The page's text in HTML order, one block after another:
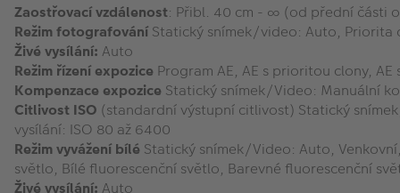
Zaostřovací vzdálenost: Přibl. 40 cm - ∞ (od přední části
Režim fotografování Statický snímek/video: Auto, Priorita
Živé vysílání: Auto
Režim řízení expozice Program AE, AE s prioritou clony,
Kompenzace expozice Statický snímek/Video: Manuální
Citlivost ISO (standardní výstupní citlivost) Statický
vysílání: ISO 80 až 6400
Režim vyvážení bílé Statický snímek/Video: Auto,
světlo, Bílé fluorescenční světlo, Barevné fluorescenční
Živé vysílání: Auto